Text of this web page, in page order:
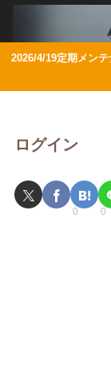
2026/4/19定期メン
ログイン
0 0